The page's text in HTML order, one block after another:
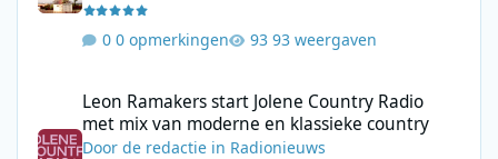
0 opmerkingen 93 weergaven
Leon Ramakers start Jolene Country Radio
met mix van moderne en klassieke country
Doorde redactie in Radionieuws